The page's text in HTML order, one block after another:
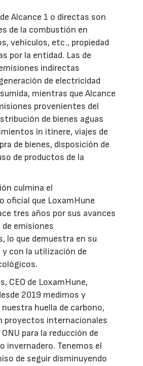
Alcance 1 o directas son
de la combustión en
vehículos, etc., propiedad
por la entidad. Las de
indirectas
de electricidad
mientras que Alcance
provenientes del
de bienes aguas
in itinere, viajes de
de bienes, disposición de
de productos de la
culmina el
oficial que LoxamHune
tres años por sus avances
de emisiones
lo que demuestra en su
y con la utilización de
CEO de LoxamHune,
2019 medimos y
huella de carbono,
proyectos internacionales
para la reducción de
invernadero. Tenemos el
de seguir disminuyendo